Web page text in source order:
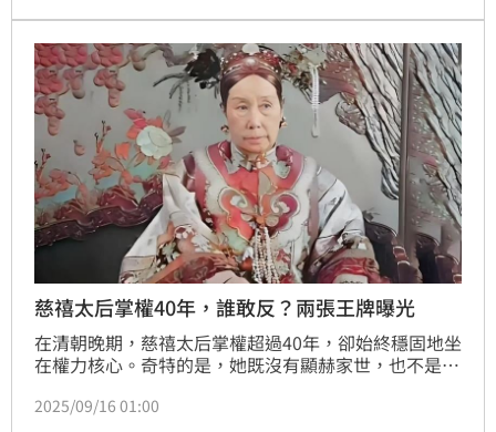
孔、口部、肛門，以及生殖器官。若從現代醫學角度來
看，這種看似充滿迷信的行為，背後實則有著防止屍體
快速腐敗的「科學」依據。
慈禧太后掌權40年，誰敢反？兩張王牌曝光
在清朝晚期，慈禧太后掌權超過40年，卻始終穩固地坐
在權力核心。奇特的是，她既沒有顯赫家世，也不是皇
不敢輕舉妄動。專家指出，慈禧之所以能在風雨飄搖的
2025/09/16 01:00